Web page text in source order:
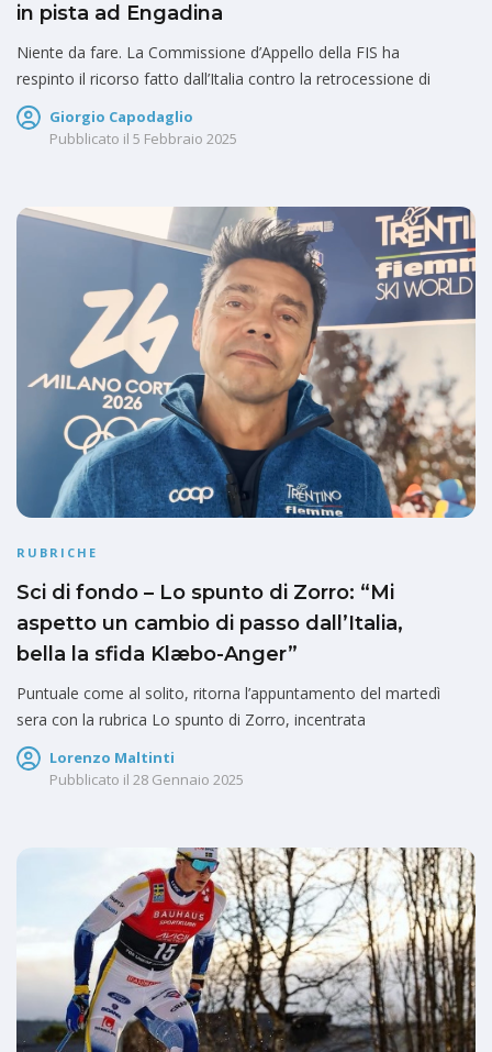
in pista ad Engadina
Niente da fare. La Commissione d’Appello della FIS ha
respinto il ricorso fatto dall’Italia contro la retrocessione di
Giorgio Capodaglio
Pubblicato il 5 Febbraio 2025
RUBRICHE
Sci di fondo – Lo spunto di Zorro: “Mi
aspetto un cambio di passo dall’Italia,
bella la sfida Klæbo-Anger”
Puntuale come al solito, ritorna l’appuntamento del martedì
sera con la rubrica Lo spunto di Zorro, incentrata
Lorenzo Maltinti
Pubblicato il 28 Gennaio 2025